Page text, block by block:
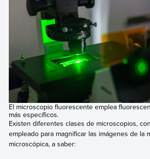
El microscopio fluorescente emplea
más específicos.
Existen diferentes clases de microscopios,
empleado para magnificar las imágenes de la
microscópica, a saber: